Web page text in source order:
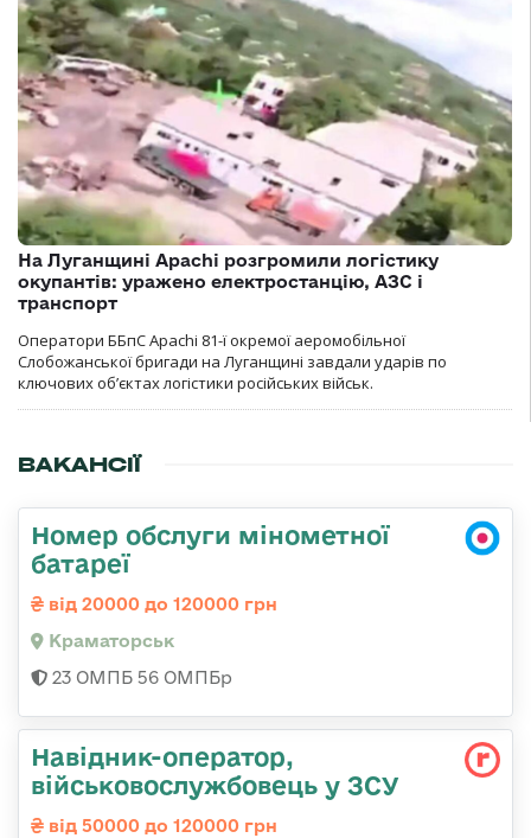
На Луганщині Apachi розгромили логістику
окупантів: уражено електростанцію, АЗС і
транспорт
Оператори ББпС Apachi 81-ї окремої аеромобільної
Слобожанської бригади на Луганщині завдали ударів по
ключових об’єктах логістики російських військ.
ВАКАНСІЇ
Номер обслуги мінометної
батареї
від 20000 до 120000 грн
Краматорськ
23 ОМПБ 56 ОМПБр
Навідник-оператор,
військовослужбовець у ЗСУ
від 50000 до 120000 грн